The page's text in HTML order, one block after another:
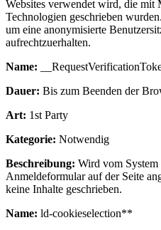
Websites verwendet wird, die mit
Technologien geschrieben
um eine anonymisierte
aufrechtzuerhalten.
Name:
Dauer: Bis zum Beenden der
Art: 1st Party
Kategorie: Notwendig
Beschreibung: Wird vom System
Anmeldeformular auf der Seite
keine Inhalte geschrieben.
Name: ld-cookieselection**